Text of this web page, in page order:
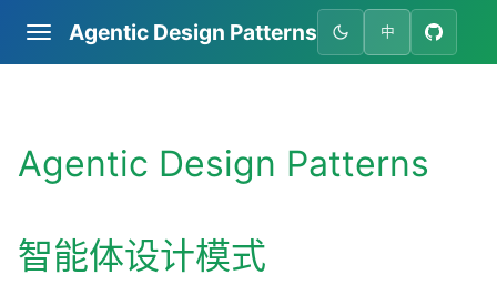
Agentic Design Patterns 中
Agentic Design Patterns
智能体设计模式